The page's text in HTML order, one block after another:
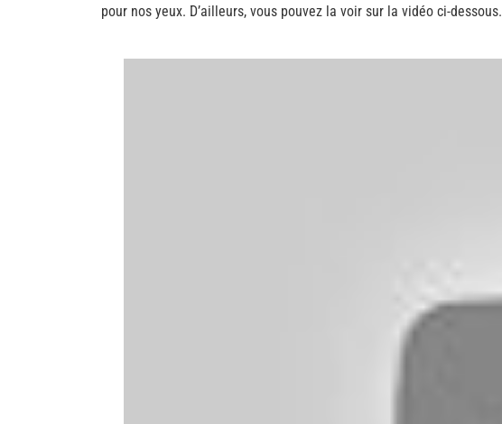
pour nos yeux. D’ailleurs, vous pouvez la voir sur la vidéo ci-dessous.